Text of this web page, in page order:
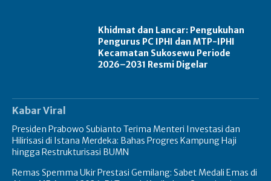
Khidmat dan Lancar: Pengukuhan
Pengurus PC IPHI dan MTP-IPHI
Kecamatan Sukosewu Periode
2026–2031 Resmi Digelar
Kabar Viral
Presiden Prabowo Subianto Terima Menteri Investasi dan
Hilirisasi di Istana Merdeka: Bahas Progres Kampung Haji
hingga Restrukturisasi BUMN
Remas Spemma Ukir Prestasi Gemilang: Sabet Medali Emas di